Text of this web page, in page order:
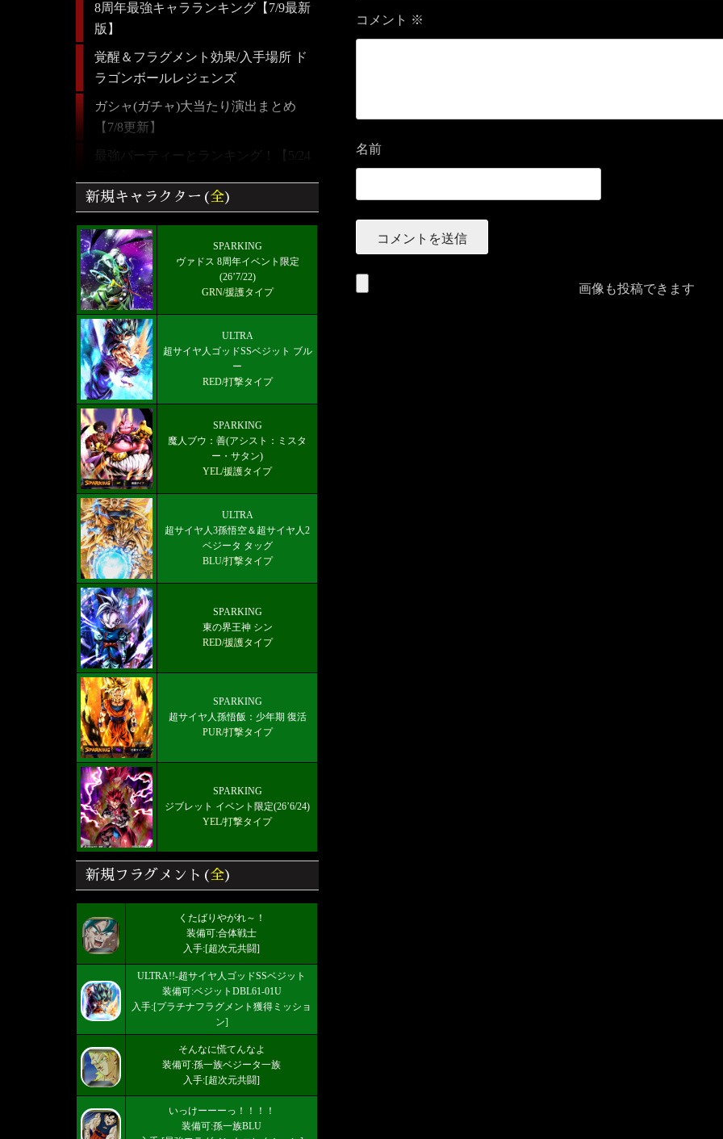
コメント ※
名前
画像も投稿できます
8周年最強キャラランキング【7/9最新
版】
覚醒＆フラグメント効果/入手場所 ド
ラゴンボールレジェンズ
ガシャ(ガチャ)大当たり演出まとめ
【7/8更新】
最強パーティーとランキング！【5/24
【ドラゴンボールレジェンズ】全キャ
ラクター画像リスト＆絞り込み検索
ULTRA 超サイヤ人ゴッドSSベジット
RED赤属性 レベル5000フルブースト
限界突破★7+
好きなキャラから選ぶチーム編成【パ
ーティー】
ULTRA!!-超サイヤ人ゴッドSSベジッ
ト
最新メインストーリー「第19部3章
(6/10)」配信【更新履歴】
新規キャラクター(全)
SPARKING
ヴァドス 8周年イベント限定
(26’7/22)
GRN/援護タイプ
ULTRA
超サイヤ人ゴッドSSベジット ブル
ー
RED/打撃タイプ
SPARKING
魔人ブウ：善(アシスト：ミスタ
ー・サタン)
YEL/援護タイプ
ULTRA
超サイヤ人3孫悟空＆超サイヤ人2
ベジータ タッグ
BLU/打撃タイプ
SPARKING
東の界王神 シン
RED/援護タイプ
SPARKING
超サイヤ人孫悟飯：少年期 復活
PUR/打撃タイプ
SPARKING
ジブレット イベント限定(26’6/24)
YEL/打撃タイプ
新規フラグメント(全)
くたばりやがれ～！
装備可:合体戦士
入手:[超次元共闘]
ULTRA!!-超サイヤ人ゴッドSSベジット
装備可:ベジットDBL61-01U
入手:[プラチナフラグメント獲得ミッショ
ン]
そんなに慌てんなよ
装備可:孫一族ベジータ一族
入手:[超次元共闘]
いっけーーーっ！！！！
装備可:孫一族BLU